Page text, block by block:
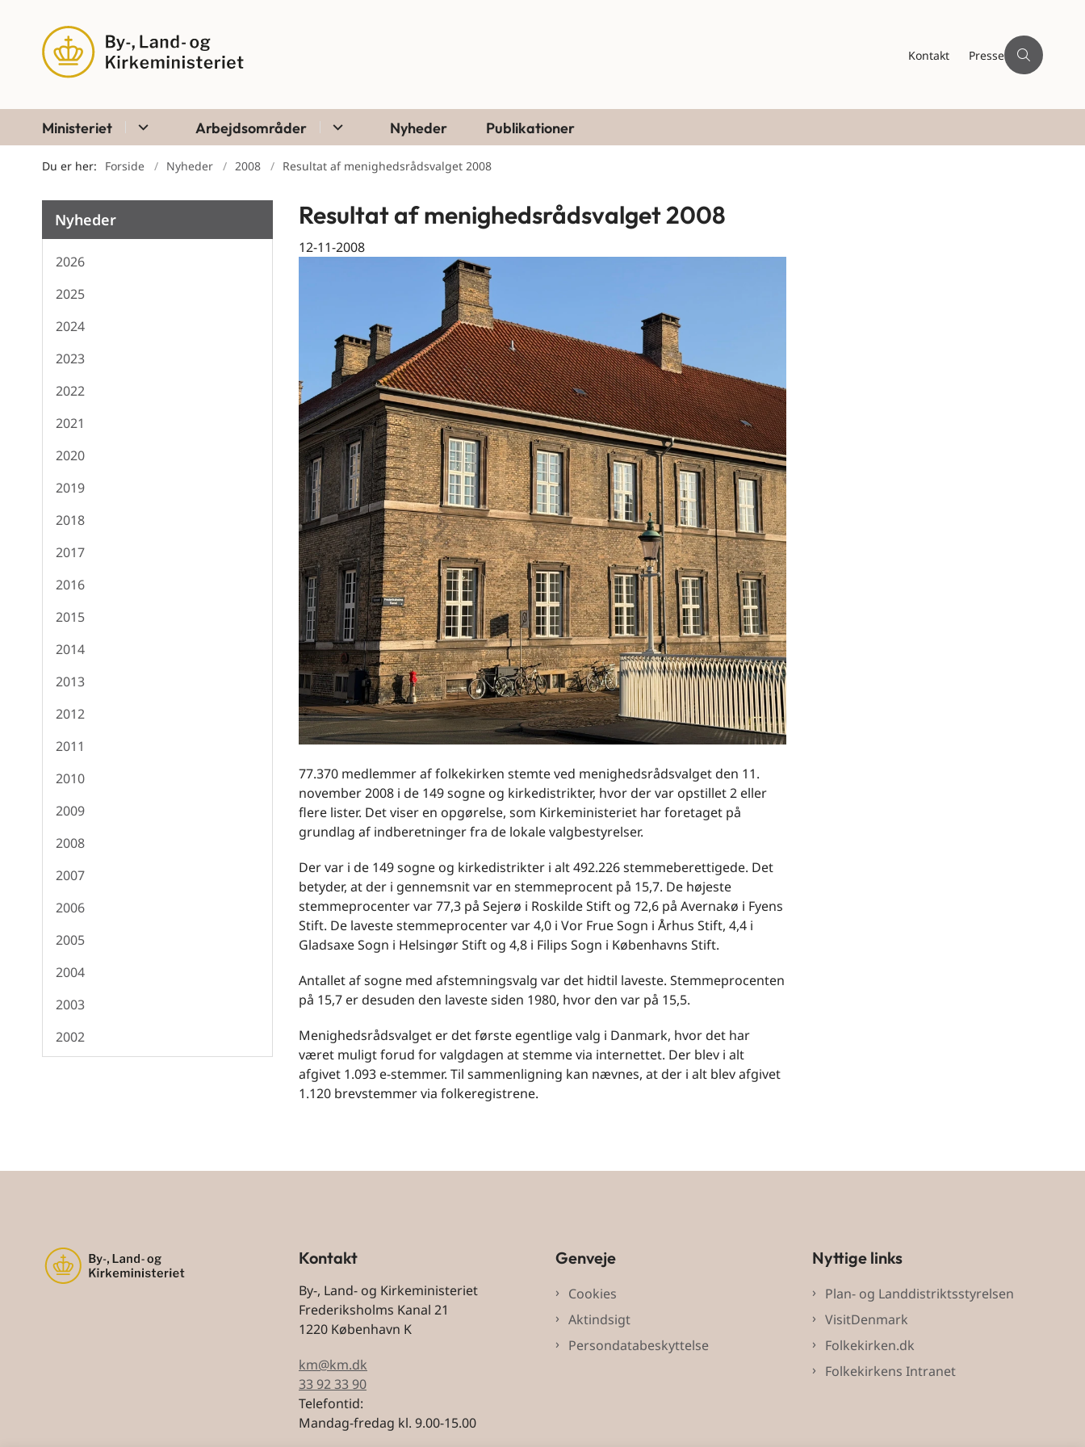
Kontakt Presse
Ministeriet Arbejdsområder Nyheder Publikationer
Du er her: Forside Nyheder 2008 Resultat af menighedsrådsvalget 2008
Nyheder
2026
2025
2024
2023
2022
2021
2020
2019
2018
2017
2016
2015
2014
2013
2012
2011
2010
2009
2008
2007
2006
2005
2004
2003
2002
Resultat af menighedsrådsvalget 2008
12-11-2008
77.370 medlemmer af folkekirken stemte ved menighedsrådsvalget den 11.
november 2008 i de 149 sogne og kirkedistrikter, hvor der var opstillet 2 eller
flere lister. Det viser en opgørelse, som Kirkeministeriet har foretaget på
grundlag af indberetninger fra de lokale valgbestyrelser.
Der var i de 149 sogne og kirkedistrikter i alt 492.226 stemmeberettigede. Det
betyder, at der i gennemsnit var en stemmeprocent på 15,7. De højeste
stemmeprocenter var 77,3 på Sejerø i Roskilde Stift og 72,6 på Avernakø i Fyens
Stift. De laveste stemmeprocenter var 4,0 i Vor Frue Sogn i Århus Stift, 4,4 i
Gladsaxe Sogn i Helsingør Stift og 4,8 i Filips Sogn i Københavns Stift.
Antallet af sogne med afstemningsvalg var det hidtil laveste. Stemmeprocenten
på 15,7 er desuden den laveste siden 1980, hvor den var på 15,5.
Menighedsrådsvalget er det første egentlige valg i Danmark, hvor det har
været muligt forud for valgdagen at stemme via internettet. Der blev i alt
afgivet 1.093 e-stemmer. Til sammenligning kan nævnes, at der i alt blev afgivet
1.120 brevstemmer via folkeregistrene.
Kontakt
By-, Land- og Kirkeministeriet
Frederiksholms Kanal 21
1220 København K
km@km.dk
33 92 33 90
Telefontid:
Mandag-fredag kl. 9.00-15.00
Genveje
Cookies
Aktindsigt
Persondatabeskyttelse
Nyttige links
Plan- og Landdistriktsstyrelsen
VisitDenmark
Folkekirken.dk
Folkekirkens Intranet